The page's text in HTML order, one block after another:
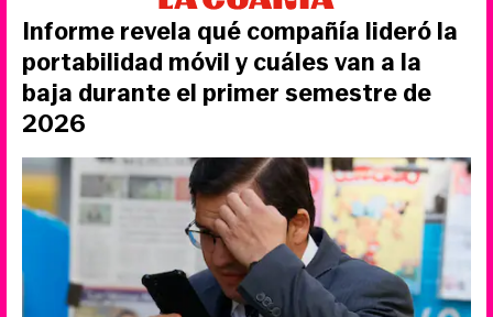
Informe revela qué compañía lideró la
portabilidad móvil y cuáles van a la
baja durante el primer semestre de
2026